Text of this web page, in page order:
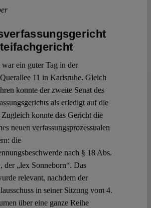
ein guter Tag in der
11 in Karlsruhe. Gleich
konnte der zweite Senat des
als erledigt auf die
Zugleich konnte das Gericht die
neuen verfassungsprozessualen
die
nach § 18 Abs.
der „lex Sonneborn“. Das
relevant, nachdem der
in seiner Sitzung vom 4.
über eine ganze Reihe